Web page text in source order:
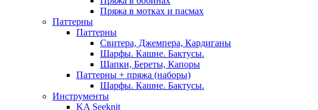
Пряжа в мотках и пасмах
Паттерны
Паттерны
Свитера, Джемпера, Кардиганы
Шарфы. Кашне. Бактусы.
Шапки, Береты, Капоры
Паттерны + пряжа (наборы)
Шарфы. Кашне. Бактусы.
Инструменты
KA Seeknit